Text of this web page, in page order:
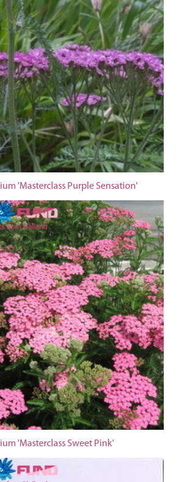
'Masterclass Purple Sensation'
'Masterclass Sweet Pink'